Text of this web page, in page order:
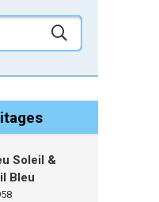
Soleil &
Bleu